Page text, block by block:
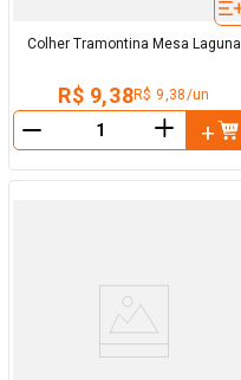
Colher Tramontina Mesa Laguna
R$ 9,38R$ 9,38/un
＋